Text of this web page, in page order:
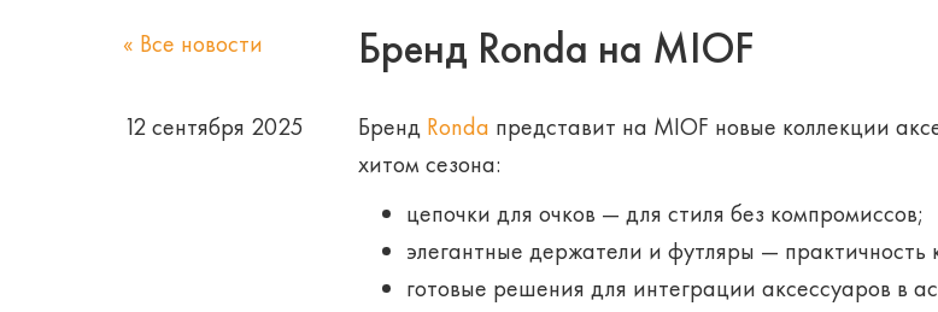
« Все новости Бренд Ronda на MIOF
12 сентября 2025 Бренд Ronda представит на MIOF новые коллекции
хитом сезона:
цепочки для очков — для стиля без компромиссов;
элегантные держатели и футляры — практичность
готовые решения для интеграции аксессуаров в